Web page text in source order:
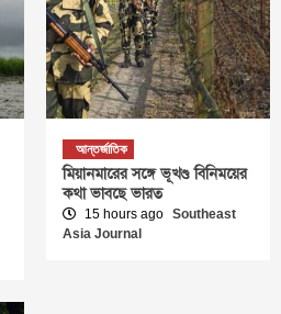
আন্তর্জাতিক
মিয়ানমারের সঙ্গে ভূখণ্ড বিনিময়ের
কথা ভাবছে ভারত
15 hours ago Southeast
Asia Journal